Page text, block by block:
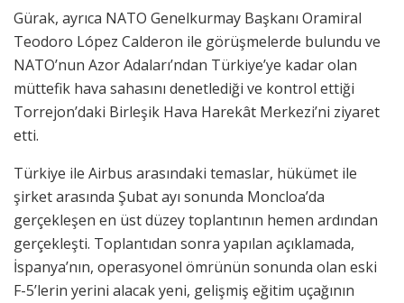
Gürak, ayrıca NATO Genelkurmay Başkanı Oramiral
Teodoro López Calderon ile görüşmelerde bulundu ve
NATO’nun Azor Adaları’ndan Türkiye’ye kadar olan
müttefik hava sahasını denetlediği ve kontrol ettiği
Torrejon’daki Birleşik Hava Harekât Merkezi’ni ziyaret
etti.
Türkiye ile Airbus arasındaki temaslar, hükümet ile
şirket arasında Şubat ayı sonunda Moncloa’da
gerçekleşen en üst düzey toplantının hemen ardından
gerçekleşti. Toplantıdan sonra yapılan açıklamada,
İspanya’nın, operasyonel ömrünün sonunda olan eski
F-5’lerin yerini alacak yeni, gelişmiş eğitim uçağının